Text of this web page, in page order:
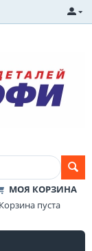
МОЯ КОРЗИНА
Корзина пуста